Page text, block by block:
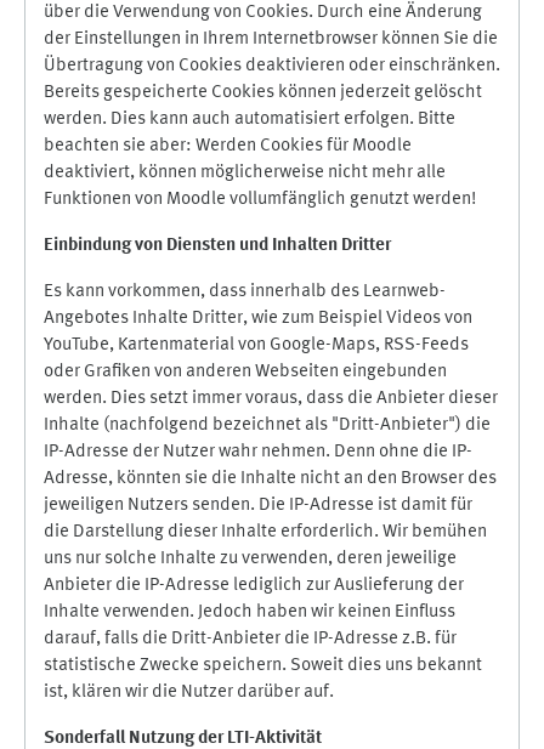
über die Verwendung von Cookies. Durch eine Änderung
der Einstellungen in Ihrem Internetbrowser können Sie die
Übertragung von Cookies deaktivieren oder einschränken.
Bereits gespeicherte Cookies können jederzeit gelöscht
werden. Dies kann auch automatisiert erfolgen. Bitte
beachten sie aber: Werden Cookies für Moodle
deaktiviert, können möglicherweise nicht mehr alle
Funktionen von Moodle vollumfänglich genutzt werden!
Einbindung von Diensten und Inhalten Dritter
Es kann vorkommen, dass innerhalb des Learnweb-
Angebotes Inhalte Dritter, wie zum Beispiel Videos von
YouTube, Kartenmaterial von Google-Maps, RSS-Feeds
oder Grafiken von anderen Webseiten eingebunden
werden. Dies setzt immer voraus, dass die Anbieter dieser
Inhalte (nachfolgend bezeichnet als "Dritt-Anbieter") die
IP-Adresse der Nutzer wahr nehmen. Denn ohne die IP-
Adresse, könnten sie die Inhalte nicht an den Browser des
jeweiligen Nutzers senden. Die IP-Adresse ist damit für
die Darstellung dieser Inhalte erforderlich. Wir bemühen
uns nur solche Inhalte zu verwenden, deren jeweilige
Anbieter die IP-Adresse lediglich zur Auslieferung der
Inhalte verwenden. Jedoch haben wir keinen Einfluss
darauf, falls die Dritt-Anbieter die IP-Adresse z.B. für
statistische Zwecke speichern. Soweit dies uns bekannt
ist, klären wir die Nutzer darüber auf.
Sonderfall Nutzung der LTI-Aktivität